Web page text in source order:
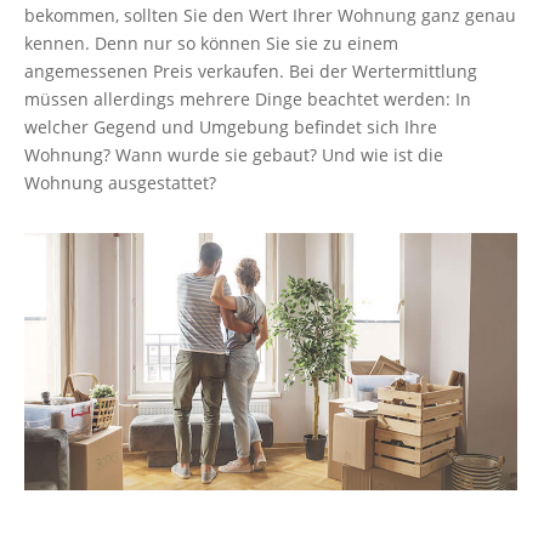
bekommen, sollten Sie den Wert Ihrer Wohnung ganz genau
kennen. Denn nur so können Sie sie zu einem
angemessenen Preis verkaufen. Bei der Wertermittlung
müssen allerdings mehrere Dinge beachtet werden: In
welcher Gegend und Umgebung befindet sich Ihre
Wohnung? Wann wurde sie gebaut? Und wie ist die
Wohnung ausgestattet?